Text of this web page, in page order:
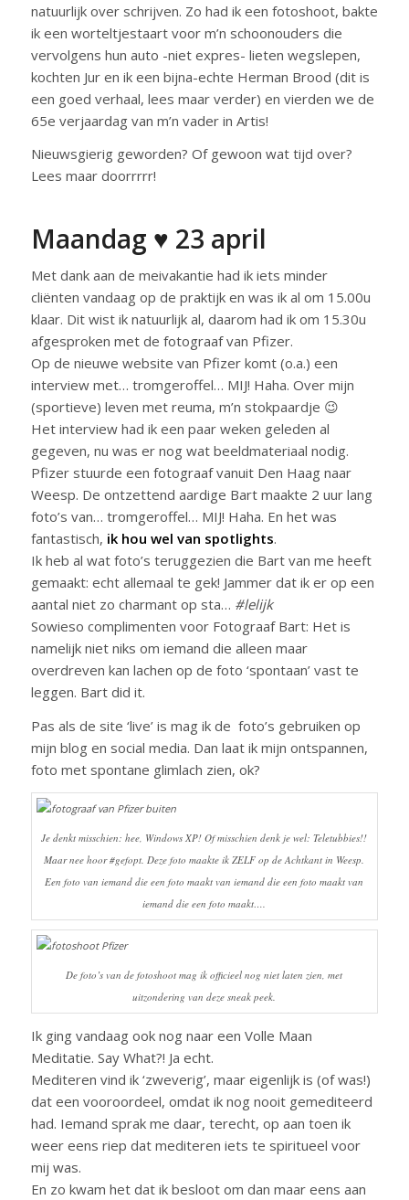
natuurlijk over schrijven. Zo had ik een fotoshoot, bakte
ik een worteltjestaart voor m’n schoonouders die
vervolgens hun auto -niet expres- lieten wegslepen,
kochten Jur en ik een bijna-echte Herman Brood (dit is
een goed verhaal, lees maar verder) en vierden we de
65e verjaardag van m’n vader in Artis!
Nieuwsgierig geworden? Of gewoon wat tijd over?
Lees maar doorrrrr!
Maandag ♥ 23 april
Met dank aan de meivakantie had ik iets minder
cliënten vandaag op de praktijk en was ik al om 15.00u
klaar. Dit wist ik natuurlijk al, daarom had ik om 15.30u
afgesproken met de fotograaf van Pfizer.
Op de nieuwe website van Pfizer komt (o.a.) een
interview met… tromgeroffel… MIJ! Haha. Over mijn
(sportieve) leven met reuma, m’n stokpaardje 😉
Het interview had ik een paar weken geleden al
gegeven, nu was er nog wat beeldmateriaal nodig.
Pfizer stuurde een fotograaf vanuit Den Haag naar
Weesp. De ontzettend aardige Bart maakte 2 uur lang
foto’s van… tromgeroffel… MIJ! Haha. En het was
fantastisch, ik hou wel van spotlights.
Ik heb al wat foto’s teruggezien die Bart van me heeft
gemaakt: echt allemaal te gek! Jammer dat ik er op een
aantal niet zo charmant op sta… #lelijk
Sowieso complimenten voor Fotograaf Bart: Het is
namelijk niet niks om iemand die alleen maar
overdreven kan lachen op de foto ‘spontaan’ vast te
leggen. Bart did it.
Pas als de site ‘live’ is mag ik de foto’s gebruiken op
mijn blog en social media. Dan laat ik mijn ontspannen,
foto met spontane glimlach zien, ok?
Je denkt misschien: hee, Windows XP! Of misschien denk je wel: Teletubbies!!
Maar nee hoor #gefopt. Deze foto maakte ik ZELF op de Achtkant in Weesp.
Een foto van iemand die een foto maakt van iemand die een foto maakt van
iemand die een foto maakt….
De foto’s van de fotoshoot mag ik officieel nog niet laten zien, met
uitzondering van deze sneak peek.
Ik ging vandaag ook nog naar een Volle Maan
Meditatie. Say What?! Ja echt.
Mediteren vind ik ‘zweverig’, maar eigenlijk is (of was!)
dat een vooroordeel, omdat ik nog nooit gemediteerd
had. Iemand sprak me daar, terecht, op aan toen ik
weer eens riep dat mediteren iets te spiritueel voor
mij was.
En zo kwam het dat ik besloot om dan maar eens aan